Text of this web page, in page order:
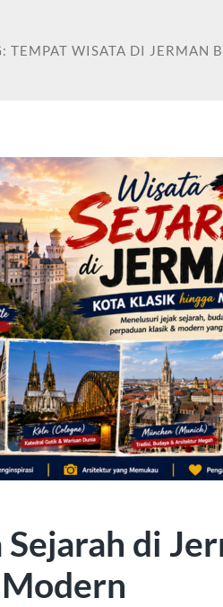
TEMPAT WISATA DI JERMAN
di